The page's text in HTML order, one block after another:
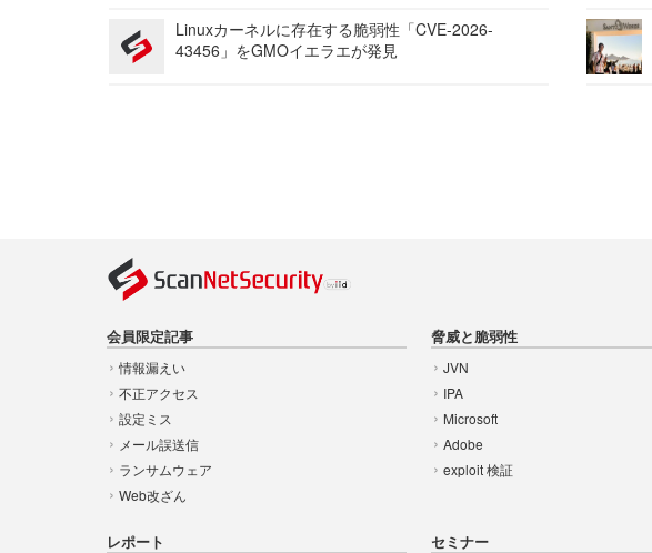
Linuxカーネルに存在する脆弱性「CVE-2026-
43456」をGMOイエラエが発見
会員限定記事
情報漏えい
不正アクセス
設定ミス
メール誤送信
ランサムウェア
Web改ざん
脅威と脆弱性
JVN
IPA
Microsoft
Adobe
exploit 検証
レポート セミナー